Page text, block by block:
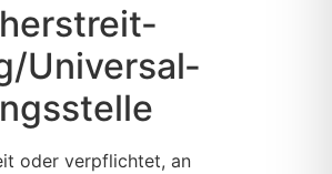
Universal­
oder verpflichtet, an